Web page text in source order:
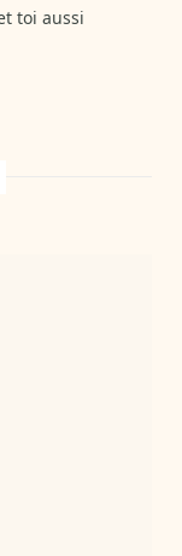
toi aussi